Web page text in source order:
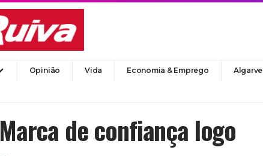
Opinião Vida Economia & Emprego Algarve
Marca de confiança logo